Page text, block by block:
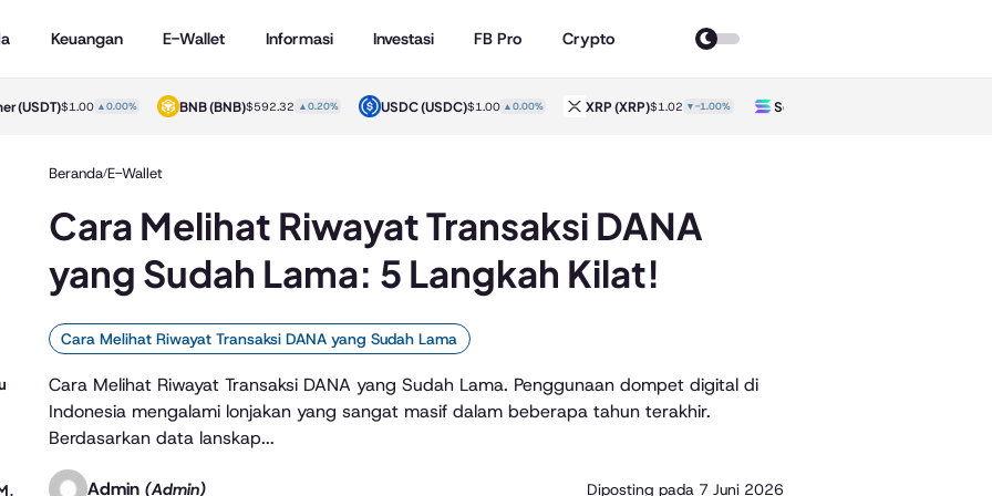
Keuangan E-Wallet Informasi Investasi FB Pro Crypto
(USDT)$1.00 ▲0.00% BNB(BNB)$592.32 ▲0.20% USDC(USDC)$1.00 ▲0.00% XRP (XRP)$1.02 ▼-1.00% Solana
Beranda/E-Wallet
Cara Melihat Riwayat Transaksi DANA
yang Sudah Lama: 5 Langkah Kilat!
Cara Melihat Riwayat Transaksi DANA yang Sudah Lama
Cara Melihat Riwayat Transaksi DANA yang Sudah Lama. Penggunaan dompet digital di
Indonesia mengalami lonjakan yang sangat masif dalam beberapa tahun terakhir.
Berdasarkan data lanskap...
Admin (Admin) Diposting pada 7 Juni 2026